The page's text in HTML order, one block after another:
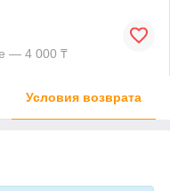
— 4 000 ₸
Условия возврата